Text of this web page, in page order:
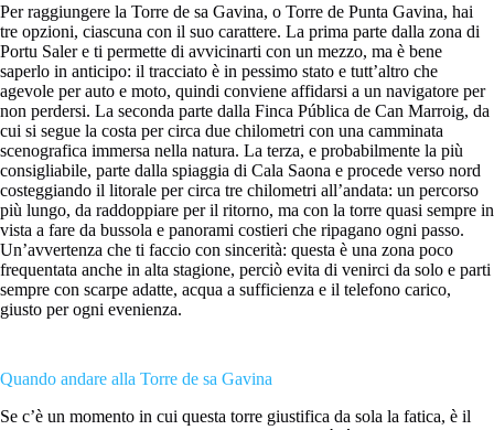
Per raggiungere la Torre de sa Gavina, o Torre de Punta Gavina, hai
tre opzioni, ciascuna con il suo carattere. La prima parte dalla zona di
Portu Saler e ti permette di avvicinarti con un mezzo, ma è bene
saperlo in anticipo: il tracciato è in pessimo stato e tutt’altro che
agevole per auto e moto, quindi conviene affidarsi a un navigatore per
non perdersi. La seconda parte dalla Finca Pública de Can Marroig, da
cui si segue la costa per circa due chilometri con una camminata
scenografica immersa nella natura. La terza, e probabilmente la più
consigliabile, parte dalla spiaggia di Cala Saona e procede verso nord
costeggiando il litorale per circa tre chilometri all’andata: un percorso
più lungo, da raddoppiare per il ritorno, ma con la torre quasi sempre in
vista a fare da bussola e panorami costieri che ripagano ogni passo.
Un’avvertenza che ti faccio con sincerità: questa è una zona poco
frequentata anche in alta stagione, perciò evita di venirci da solo e parti
sempre con scarpe adatte, acqua a sufficienza e il telefono carico,
giusto per ogni evenienza.
Quando andare alla Torre de sa Gavina
Se c’è un momento in cui questa torre giustifica da sola la fatica, è il